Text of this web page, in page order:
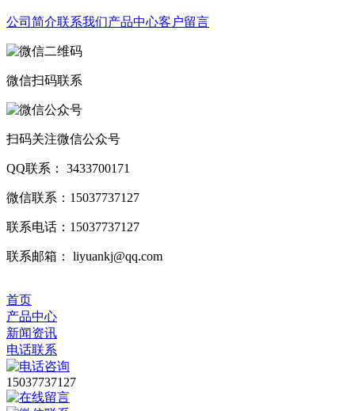
公司简介联系我们产品中心客户留言
微信扫码联系
扫码关注微信公众号
QQ联系： 3433700171
微信联系：15037737127
联系电话：15037737127
联系邮箱： liyuankj@qq.com
首页
产品中心
新闻资讯
电话联系
15037737127